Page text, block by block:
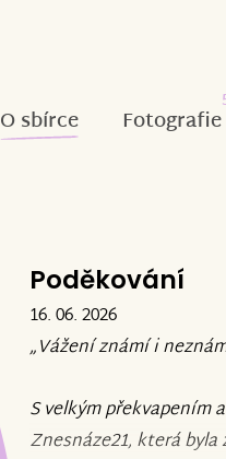
O sbírce Fotografie
Poděkování
16. 06. 2026
„Vážení známí i
S velkým překvapením
Znesnáze21, která